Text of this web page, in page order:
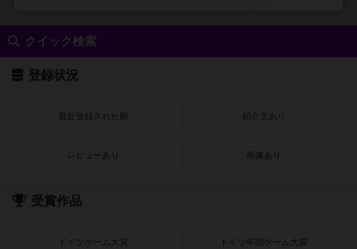
クイック検索
登録状況
最近登録された順 紹介文あり
レビューあり 画像あり
受賞作品
ドイツゲーム大賞 ドイツ年間ゲーム大賞